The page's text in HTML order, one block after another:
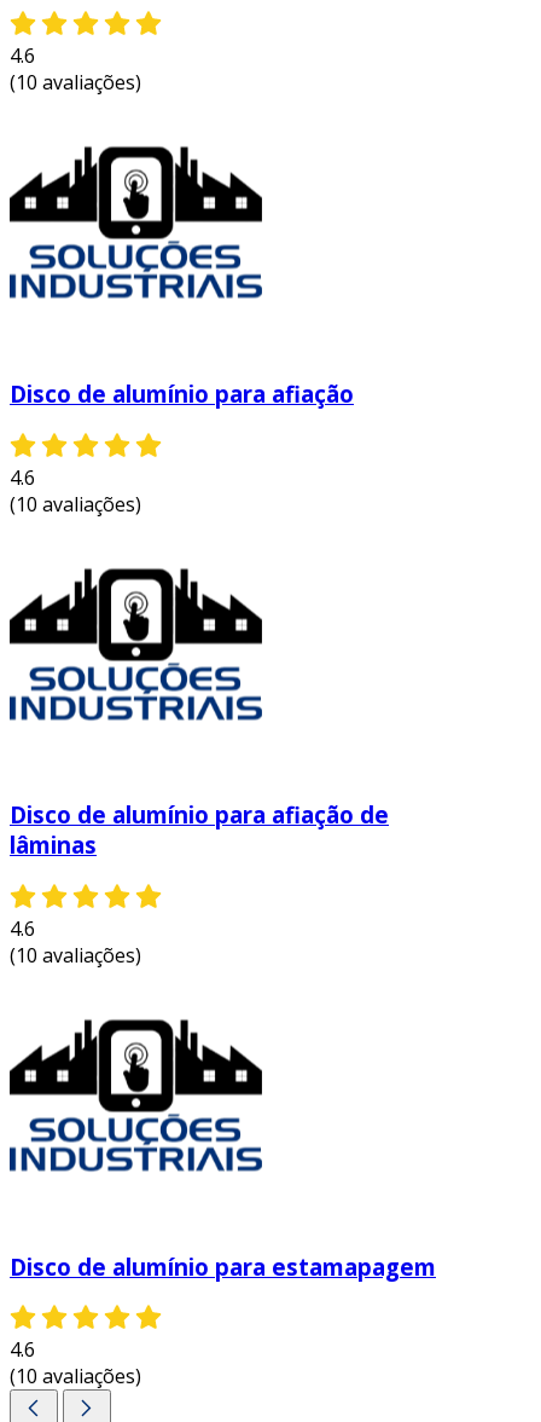
qualidade em seus trabalhos.
entre em contato e solicite um orçamento
personalizado!
4.6
(10 avaliações)
Disco de alumínio para afiação
4.6
(10 avaliações)
Disco de alumínio para afiação de
lâminas
4.6
(10 avaliações)
Disco de alumínio para estamapagem
4.6
(10 avaliações)